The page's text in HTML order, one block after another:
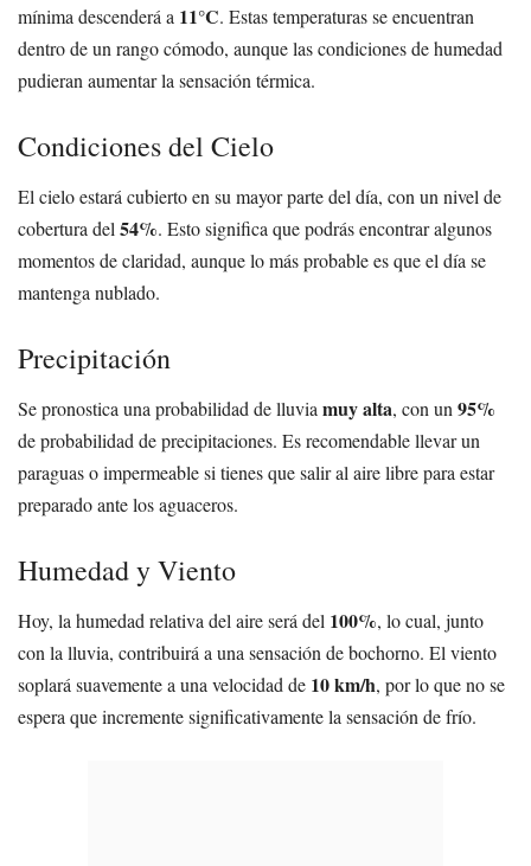
mínima descenderá a 11°C. Estas temperaturas se encuentran
dentro de un rango cómodo, aunque las condiciones de humedad
pudieran aumentar la sensación térmica.
Condiciones del Cielo
El cielo estará cubierto en su mayor parte del día, con un nivel de
cobertura del54%. Esto significa que podrás encontrar algunos
momentos de claridad, aunque lo más probable es que el día se
mantenga nublado.
Precipitación
Se pronostica una probabilidad de lluviamuy alta, con un95%
de probabilidad de precipitaciones. Es recomendable llevar un
paraguas o impermeable si tienes que salir al aire libre para estar
preparado ante los aguaceros.
Humedad y Viento
Hoy, la humedad relativa del aire será del 100%, lo cual, junto
con la lluvia, contribuirá a una sensación de bochorno. El viento
soplará suavemente a una velocidad de 10 km/h, por lo que no se
espera que incremente significativamente la sensación de frío.